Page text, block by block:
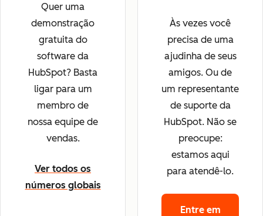
Quer uma
demonstração
gratuita do
software da
HubSpot? Basta
ligar para um
membro de
nossa equipe de
vendas.
Ver todos os
números globais
Às vezes você
precisa de uma
ajudinha de seus
amigos. Ou de
um representante
de suporte da
HubSpot. Não se
preocupe:
estamos aqui
para atendê-lo.
Entre em